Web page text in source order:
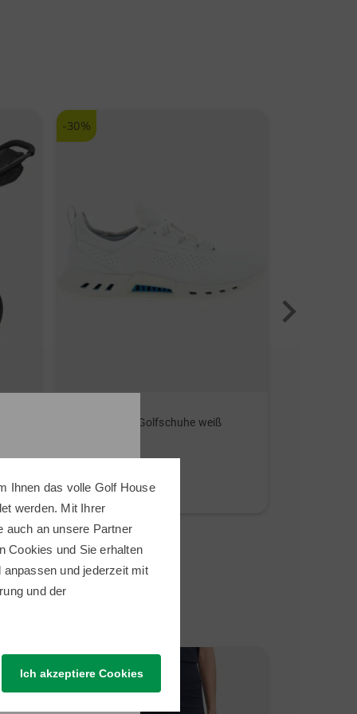
dicke CUSH+® Innensohle für erhöhten Komfort
Foam® Zwischensohle für wolkenweiche
und Stabilität beim Schwung
Sohle
-30%
Golf Biom C4 Golfschuhe weiß
in: 36 37 38 39 40 41
Ihnen das volle Golf House
werden. Mit Ihrer
auch an unsere Partner
Cookies und Sie erhalten
und jederzeit mit
und der
Ich akzeptiere Cookies